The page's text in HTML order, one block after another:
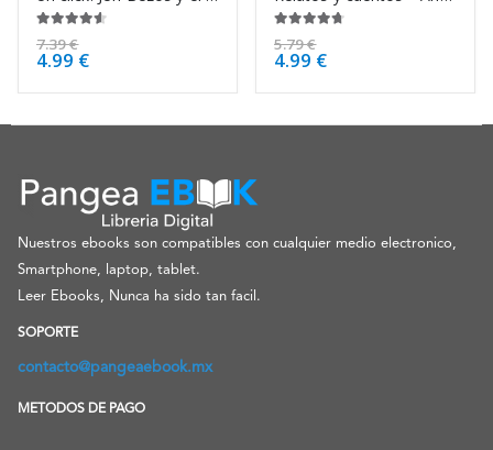
7.39€
4.99 €
5.79€
4.99 €
Nuestros ebooks son compatibles con cualquier medio electronico,
Smartphone, laptop, tablet.
Leer Ebooks, Nunca ha sido tan facil.
SOPORTE
contacto@pangeaebook.mx
METODOS DE PAGO